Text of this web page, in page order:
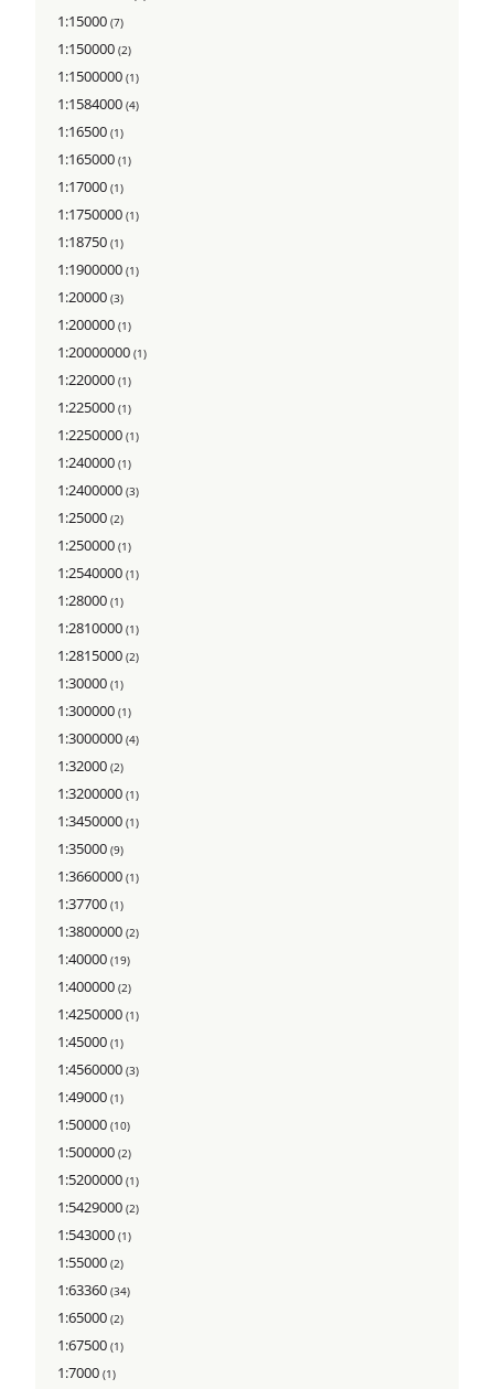
1:15000(7)
1:150000(2)
1:1500000(1)
1:1584000(4)
1:16500(1)
1:165000(1)
1:17000(1)
1:1750000(1)
1:18750(1)
1:1900000(1)
1:20000(3)
1:200000(1)
1:20000000(1)
1:220000(1)
1:225000(1)
1:2250000(1)
1:240000(1)
1:2400000(3)
1:25000(2)
1:250000(1)
1:2540000(1)
1:28000(1)
1:2810000(1)
1:2815000(2)
1:30000(1)
1:300000(1)
1:3000000(4)
1:32000(2)
1:3200000(1)
1:3450000(1)
1:35000(9)
1:3660000(1)
1:37700(1)
1:3800000(2)
1:40000(19)
1:400000(2)
1:4250000(1)
1:45000(1)
1:4560000(3)
1:49000(1)
1:50000(10)
1:500000(2)
1:5200000(1)
1:5429000(2)
1:543000(1)
1:55000(2)
1:63360(34)
1:65000(2)
1:67500(1)
1:7000(1)